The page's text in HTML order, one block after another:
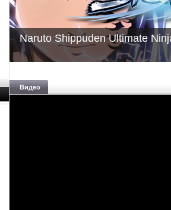
Naruto Shippuden Ultimate
Видео